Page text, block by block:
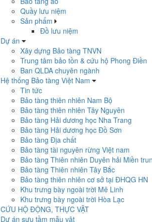
Quầy lưu niệm
Sản phẩm
Đồ lưu niệm
Dự án
Xây dựng Bảo tàng TNVN
Trung tâm bảo tồn & cứu hộ Phong Điền
Ban QLDA chuyên ngành
Hệ thống Bảo tàng Việt Nam
Tin tức
Bảo tàng thiên nhiên Nam Bộ
Bảo tàng thiên nhiên Tây Nguyên
Bảo tàng Hải dương học Nha Trang
Bảo tàng Hải dương học Đồ Sơn
Bảo tàng Địa chất
Bảo tàng tài nguyên rừng Việt nam
Bảo tàng Thiên nhiên Duyên hải Miền
Bảo tàng Thiên nhiên Tây Bắc
Bảo tàng thiên nhiên cơ sở tại ĐHQG HN
Khu trưng bày ngoài trời Mê Linh
Khu trưng bày ngoài trời Hòa Lạc
CỨU HỘ ĐỘNG, THỰC VẬT
Dự án sưu tầm mẫu vật